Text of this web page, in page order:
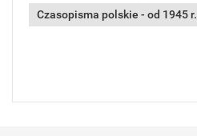
Czasopisma polskie - od 1945 r.